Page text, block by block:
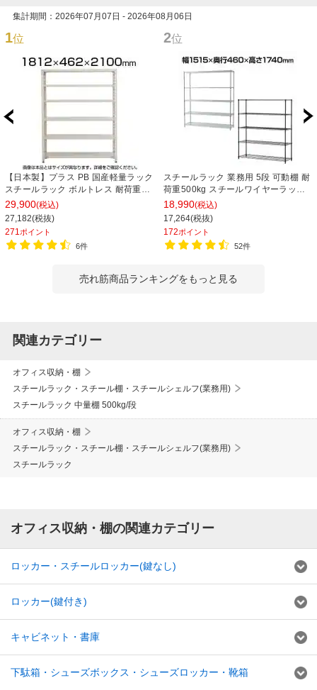
集計期間：2026年07月07日 - 2026年08月06日
1位
【日本製】プラス PB 国産軽量ラック
スチールラック ボルトレス 耐荷重
150kg/段 天地6段 幅1812×奥行462×
高さ2100mm スチール棚 スチールシ
ェルフ 収納棚 オープンラック 収納ラ
ック
29,900(税込)
27,182(税抜)
271 ポイント
6件
2位
スチールラック 業務用 5段 可動棚 耐
荷重500kg スチールワイヤーラック
シェルゴ 幅1515×奥行460×高さ
1740mm
18,990(税込)
17,264(税抜)
172ポイント
52件
売れ筋商品ランキングをもっと見る
関連カテゴリー
オフィス収納・棚
スチールラック・スチール棚・スチールシェルフ(業務用)
スチールラック 中量棚 500kg/段
オフィス収納・棚
スチールラック・スチール棚・スチールシェルフ(業務用)
スチールラック
オフィス収納・棚の関連カテゴリー
ロッカー・スチールロッカー(鍵なし)
ロッカー(鍵付き)
キャビネット・書庫
下駄箱・シューズボックス・シューズロッカー・靴箱